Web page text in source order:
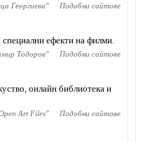
Георгиева" Подобни сайтове
ефекти на филми.
Тодоров" Подобни сайтове
онлайн библиотека и
Art Files" Подобни сайтове